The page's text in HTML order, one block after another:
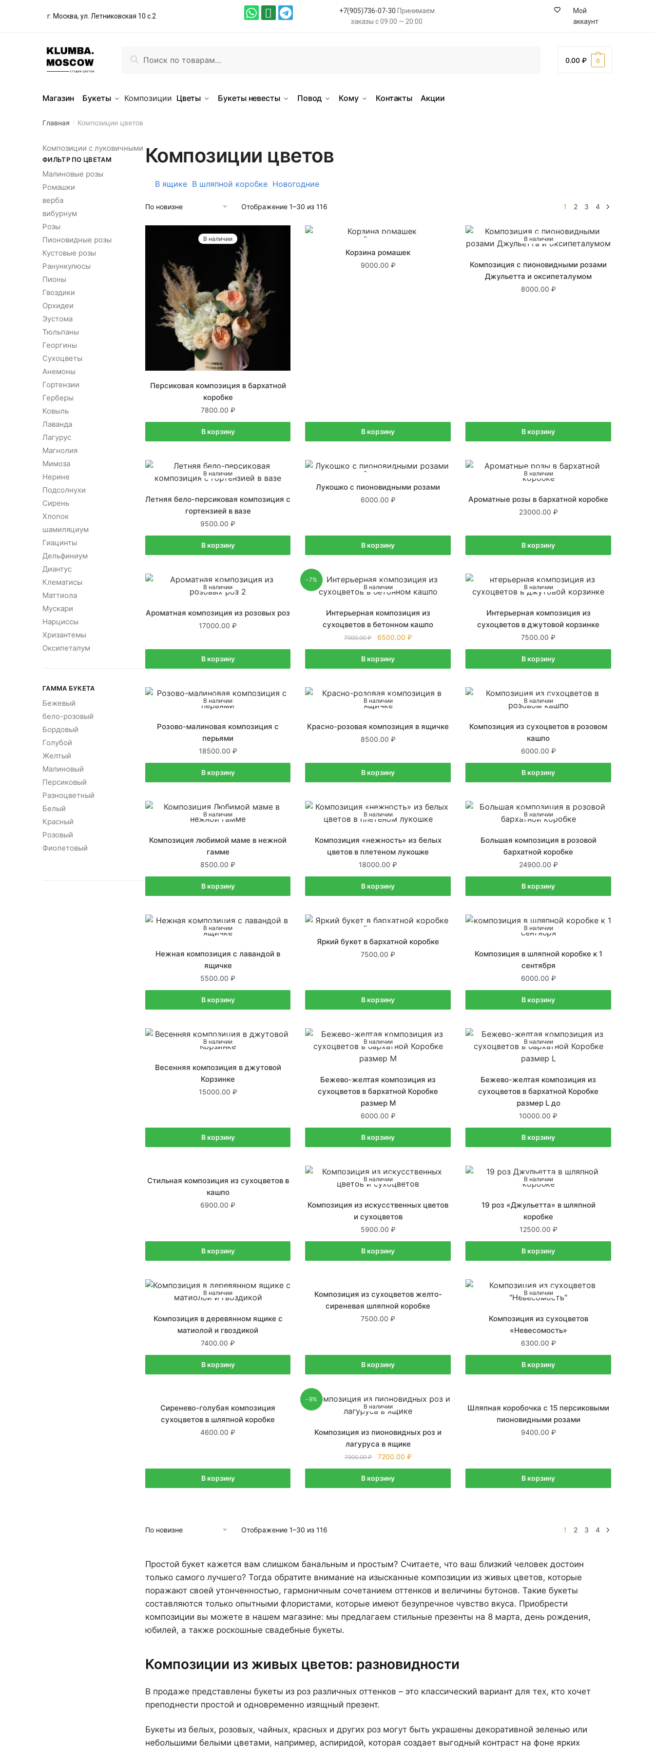
г. Москва, ул. Летниковская 10 с.2
+7(905)736-07-30 Принимаем
заказы с 09:00 — 20:00
Мой
аккаунт
Поиск 0.00 0
Магазин Букеты Композиции Цветы Букеты невесты Повод Кому Контакты Акции
Главная / Композиции цветов
Композиции цветов
В ящике В шляпной коробке Новогодние
Отображение 1–30 из 116 1 2 3 4
В наличии
Персиковая композиция в бархатной
коробке
7800.00
В корзину
В наличии
Корзина ромашек
9000.00
В корзину
В наличии
Композиция с пионовидными розами
Джульетта и оксипеталумом
8000.00
В корзину
В наличии
Летняя бело-персиковая композиция с
гортензией в вазе
9500.00
В корзину
В наличии
Лукошко с пионовидными розами
6000.00
В корзину
В наличии
Ароматные розы в бархатной коробке
23000.00
В корзину
В наличии
Ароматная композиция из розовых роз
17000.00
В корзину
-7%
В наличии
Интерьерная композиция из
сухоцветов в бетонном кашпо
7000.00 6500.00
В корзину
В наличии
Интерьерная композиция из
сухоцветов в джутовой корзинке
7500.00
В корзину
В наличии
Розово-малиновая композиция с
перьями
18500.00
В корзину
В наличии
Красно-розовая композиция в ящичке
8500.00
В корзину
В наличии
Композиция из сухоцветов в розовом
кашпо
6000.00
В корзину
В наличии
Композиция любимой маме в нежной
гамме
8500.00
В корзину
В наличии
Композиция «нежность» из белых
цветов в плетеном лукошке
18000.00
В корзину
В наличии
Большая композиция в розовой
бархатной коробке
24900.00
В корзину
В наличии
Нежная композиция с лавандой в
ящичке
5500.00
В корзину
В наличии
Яркий букет в бархатной коробке
7500.00
В корзину
В наличии
Композиция в шляпной коробке к 1
сентября
6000.00
В корзину
В наличии
Весенняя композиция в джутовой
Корзинке
15000.00
В корзину
В наличии
Бежево-желтая композиция из
сухоцветов в бархатной Коробке
размер М
6000.00
В корзину
В наличии
Бежево-желтая композиция из
сухоцветов в бархатной Коробке
размер L до
10000.00
В корзину
В наличии
Стильная композиция из сухоцветов в
кашпо
6900.00
В корзину
В наличии
Композиция из искусственных цветов
и сухоцветов
5900.00
В корзину
В наличии
19 роз «Джульетта» в шляпной
коробке
12500.00
В корзину
В наличии
Композиция в деревянном ящике с
матиолой и гвоздикой
7400.00
В корзину
В наличии
Композиция из сухоцветов желто-
сиреневая шляпной коробке
7500.00
В корзину
В наличии
Композиция из сухоцветов
«Невесомость»
6300.00
В корзину
В наличии
Сиренево-голубая композиция
сухоцветов в шляпной коробке
4600.00
В корзину
-9%
В наличии
Композиция из пионовидных роз и
лагуруса в ящике
7900.00 7200.00
В корзину
В наличии
Шляпная коробочка с 15 персиковыми
пионовидными розами
9400.00
В корзину
Отображение 1–30 из 116 1 2 3 4
Простой букет кажется вам слишком банальным и простым? Считаете, что ваш близкий человек достоин
только самого лучшего? Тогда обратите внимание на изысканные композиции из живых цветов, которые
поражают своей утонченностью, гармоничным сочетанием оттенков и величины бутонов. Такие букеты
составляются только опытными флористами, которые имеют безупречное чувство вкуса. Приобрести
композиции вы можете в нашем магазине: мы предлагаем стильные презенты на 8 марта, день рождения,
юбилей, а также роскошные свадебные букеты.
Композиции из живых цветов: разновидности
В продаже представлены букеты из роз различных оттенков – это классический вариант для тех, кто хочет
преподнести простой и одновременно изящный презент.
Букеты из белых, розовых, чайных, красных и других роз могут быть украшены декоративной зеленью или
небольшими белыми цветами, например, аспиридой, которая создает выгодный контраст на фоне ярких
Композиции с луковичными
ФИЛЬТР ПО ЦВЕТАМ
Малиновые розы
Ромашки
верба
вибурнум
Розы
Пионовидные розы
Кустовые розы
Ранункулюсы
Пионы
Гвоздики
Орхидеи
Эустома
Тюльпаны
Георгины
Сухоцветы
Анемоны
Гортензии
Герберы
Ковыль
Лаванда
Лагурус
Магнолия
Мимоза
Нерине
Подсолнухи
Сирень
Хлопок
шамиляциум
Гиацинты
Дельфиниум
Диантус
Клематисы
Маттиола
Мускари
Нарциссы
Хризантемы
Оксипеталум
ГАММА БУКЕТА
Бежевый
бело-розовый
Бордовый
Голубой
Желтый
Малиновый
Персиковый
Разноцветный
Белый
Красный
Розовый
Фиолетовый